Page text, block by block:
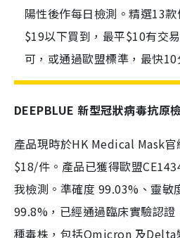
陽性後作每日檢測。精選13
$19以下買到，最平$10有交
可，或通過歐盟標準，最快10
DEEPBLUE 新型冠狀病毒抗原
產品現時於HK Medical Mask
$18/件。產品已獲得歐盟
我檢測。準確度 99.03%、靈敏
99.8%，已經通過臨床實驗認
種毒株，包括Omicron 及Delta